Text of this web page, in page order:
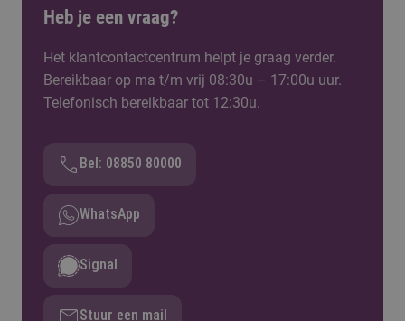
Dit mag in Nederland of in het buitenland.
Heb je een vraag?
Het klantcontactcentrum helpt je graag verder.
Bereikbaar op ma t/m vrij 08:30u – 17:00u uur.
Telefonisch bereikbaar tot 12:30u.
Bel: 08850 80000
WhatsApp
Signal
Stuur een mail